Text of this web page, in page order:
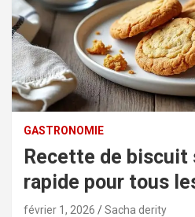
GASTRONOMIE
Recette de biscuit
rapide pour tous
février 1, 2026 Sacha derity